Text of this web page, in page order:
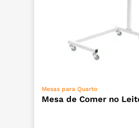
ADICIONAR
Mesas para Quarto
Mesa de Comer no